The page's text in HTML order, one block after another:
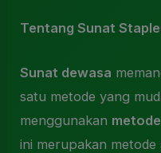
Tentang Sunat
Sunat dewasa
satu metode yang
menggunakan
ini merupakan